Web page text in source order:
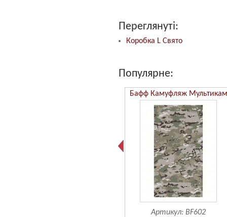
Переглянуті:
Коробка L Свято
Популярне:
Бафф Камуфляж Мультикам
Артикул: BF602